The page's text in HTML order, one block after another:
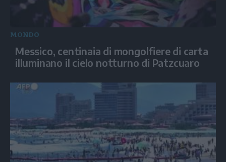
MONDO
Messico, centinaia di mongolfiere di carta
illuminano il cielo notturno di Patzcuaro